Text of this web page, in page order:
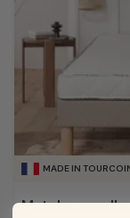
MADE IN
Matelas